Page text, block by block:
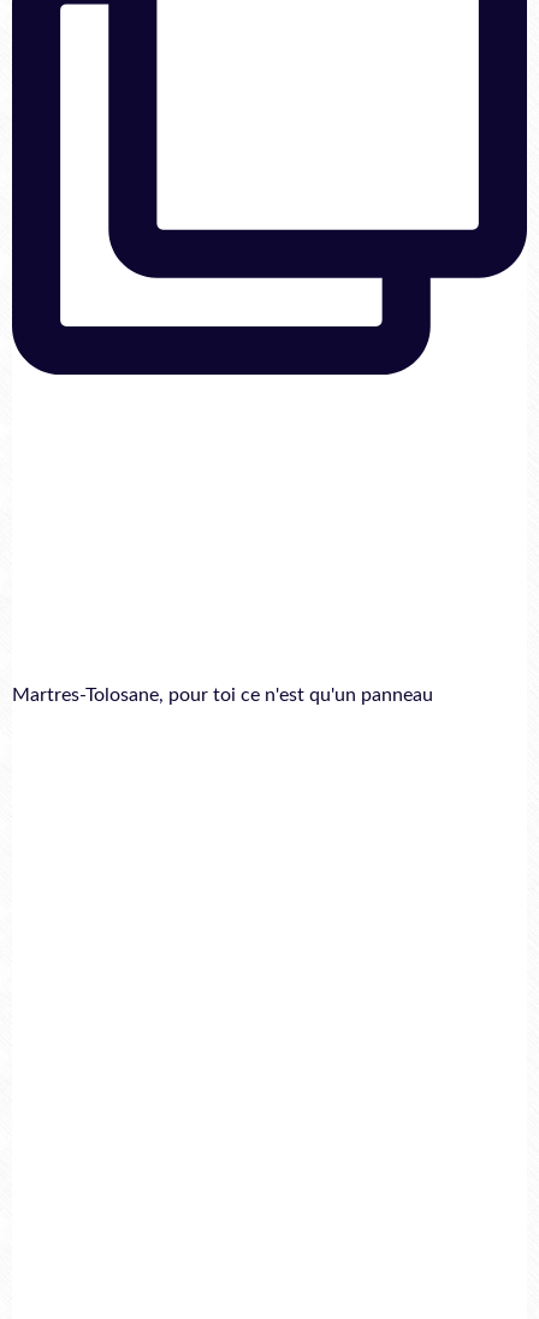
Martres-Tolosane, pour toi ce n'est qu'un panneau